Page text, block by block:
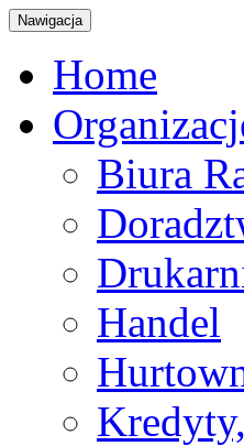
Nawigacja
Home
Biura
Handel